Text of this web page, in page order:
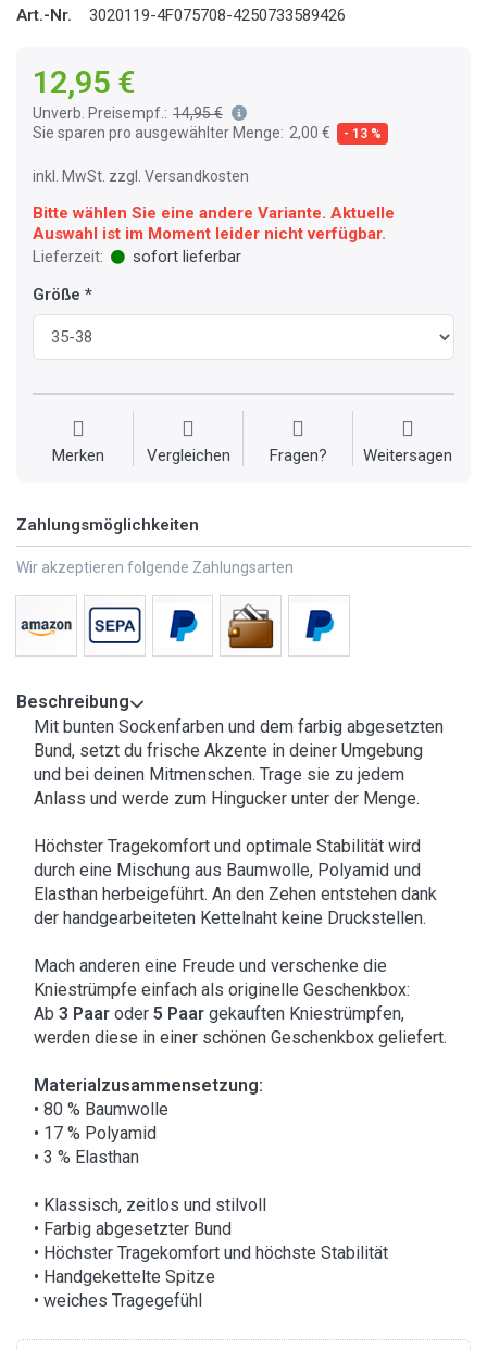
Art.-Nr. 3020119-4F075708-4250733589426
12,95 €
Unverb. Preisempf.: 14,95 €
Sie sparen pro ausgewählter Menge: 2,00 € - 13 %
inkl. MwSt. zzgl. Versandkosten
Bitte wählen Sie eine andere Variante. Aktuelle
Auswahl ist im Moment leider nicht verfügbar.
Lieferzeit:
sofort lieferbar
Größe
Merken Vergleichen Fragen? Weitersagen
Zahlungsmöglichkeiten
Wir akzeptieren folgende Zahlungsarten
Beschreibung
Mit bunten Sockenfarben und dem farbig abgesetzten
Bund, setzt du frische Akzente in deiner Umgebung
und bei deinen Mitmenschen. Trage sie zu jedem
Anlass und werde zum Hingucker unter der Menge.
Höchster Tragekomfort und optimale Stabilität wird
durch eine Mischung aus Baumwolle, Polyamid und
Elasthan herbeigeführt. An den Zehen entstehen dank
der handgearbeiteten Kettelnaht keine Druckstellen.
Mach anderen eine Freude und verschenke die
Kniestrümpfe einfach als originelle Geschenkbox:
Ab 3 Paar oder 5 Paar gekauften Kniestrümpfen,
werden diese in einer schönen Geschenkbox geliefert.
Materialzusammensetzung:
• 80 % Baumwolle
• 17 % Polyamid
• 3 % Elasthan
• Klassisch, zeitlos und stilvoll
• Farbig abgesetzter Bund
• Höchster Tragekomfort und höchste Stabilität
• Handgekettelte Spitze
• weiches Tragegefühl